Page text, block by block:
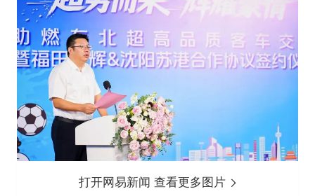
打开网易新闻 查看更多图片